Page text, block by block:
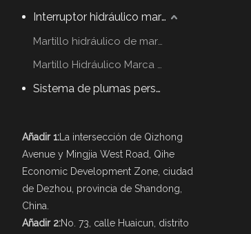
Interruptor hidráulico martillo
Martillo hidráulico de marca YZH
Martillo Hidráulico Marca Rammer
Sistema de plumas personalizadas
Añadir 1: La intersección de Qizhong
Avenue y Mingjia West Road, Qihe
Economic Development Zone, ciudad
de Dezhou, provincia de Shandong,
China.
Añadir 2:No. 73, calle Huaicun, distrito